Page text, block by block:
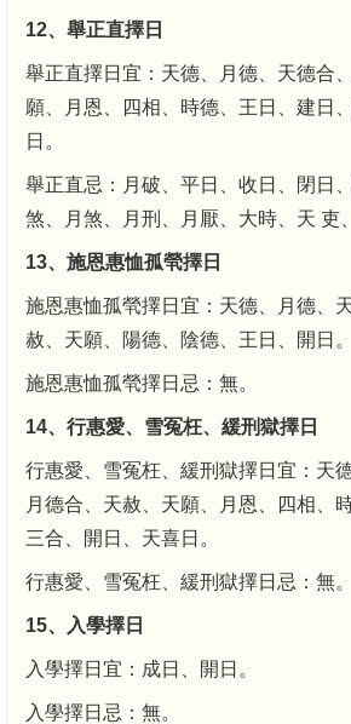
12、舉正直擇日
舉正直擇日宜：天德、月德、天德合
願、月恩、四相、時德、王日、建日
日。
舉正直忌：月破、平日、收日、閉日
煞、月煞、月刑、月厭、大時、天 吏
13、施恩惠恤孤煢擇日
施恩惠恤孤煢擇日宜：天德、月德、
赦、天願、陽德、陰德、王日、開日。
施恩惠恤孤煢擇日忌：無。
14、行惠愛、雪冤枉、緩刑獄擇日
行惠愛、雪冤枉、緩刑獄擇日宜：天
月德合、天赦、天願、月恩、四相、
三合、開日、天喜日。
行惠愛、雪冤枉、緩刑獄擇日忌：無。
15、入學擇日
入學擇日宜：成日、開日。
入學擇日忌：無。